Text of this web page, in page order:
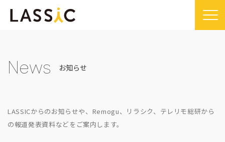
Company
Remogu（リモグ）・リラシク
Sustainability TOP
News
News お知らせ
LASSICからのお知らせや、Remogu、リラシク、テレリモ総研から
の報道発表資料などをご案内します。